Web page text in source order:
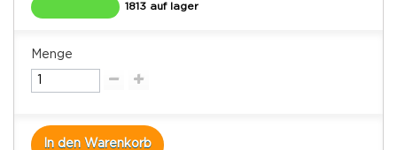
1813 auf lager
Menge
In den Warenkorb